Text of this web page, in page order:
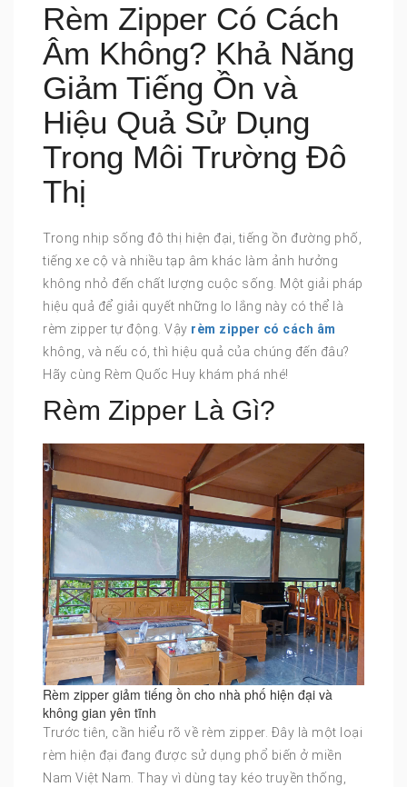
Rèm Zipper Có Cách
Âm Không? Khả Năng
Giảm Tiếng Ồn và
Hiệu Quả Sử Dụng
Trong Môi Trường Đô
Thị
Trong nhịp sống đô thị hiện đại, tiếng ồn đường phố,
tiếng xe cộ và nhiều tạp âm khác làm ảnh hưởng
không nhỏ đến chất lượng cuộc sống. Một giải pháp
hiệu quả để giải quyết những lo lắng này có thể là
rèm zipper tự động. Vậy rèm zipper có cách âm
không, và nếu có, thì hiệu quả của chúng đến đâu?
Hãy cùng Rèm Quốc Huy khám phá nhé!
Rèm Zipper Là Gì?
Rèm zipper giảm tiếng ồn cho nhà phố hiện đại và
không gian yên tĩnh
Trước tiên, cần hiểu rõ về rèm zipper. Đây là một loại
rèm hiện đại đang được sử dụng phổ biến ở miền
Nam Việt Nam. Thay vì dùng tay kéo truyền thống,